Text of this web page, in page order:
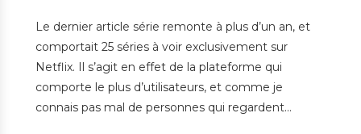
Le dernier article série remonte à plus d’un an, et
comportait 25 séries à voir exclusivement sur
Netflix. Il s’agit en effet de la plateforme qui
comporte le plus d’utilisateurs, et comme je
connais pas mal de personnes qui regardent…